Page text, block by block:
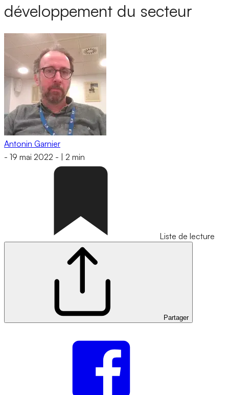
développement du secteur
Antonin Garnier
- 19 mai 2022 - 2 min
Liste de lecture
Partager